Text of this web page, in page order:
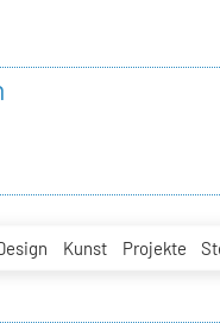
Kunst Projekte